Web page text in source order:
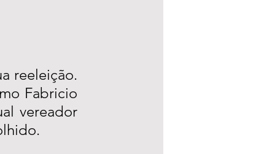
reeleição.
Fabricio
vereador